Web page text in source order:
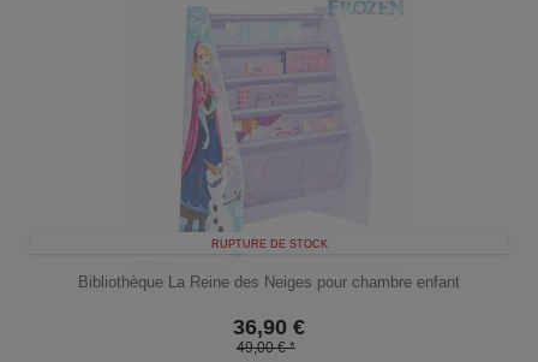
RUPTURE DE STOCK
Bibliothèque La Reine des Neiges pour chambre enfant
36,90 €
49,00 € *